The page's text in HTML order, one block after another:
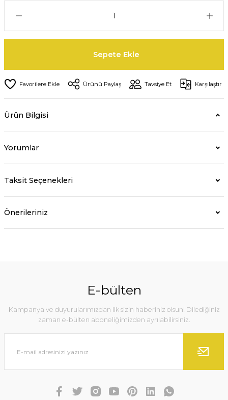
Sepete Ekle
Ürünü Paylaş Tavsiye Et Karşılaştır
Ürün Bilgisi
Yorumlar
Taksit Seçenekleri
Önerileriniz
E-bülten
Kampanya ve duyurularımızdan ilk sizin haberiniz olsun! Dilediğiniz
zaman e-bülten aboneliğimizden ayrılabilirsiniz.